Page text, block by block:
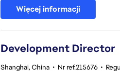
Więcej informacji
Development Director
Shanghai, China • Nr ref.215676 •